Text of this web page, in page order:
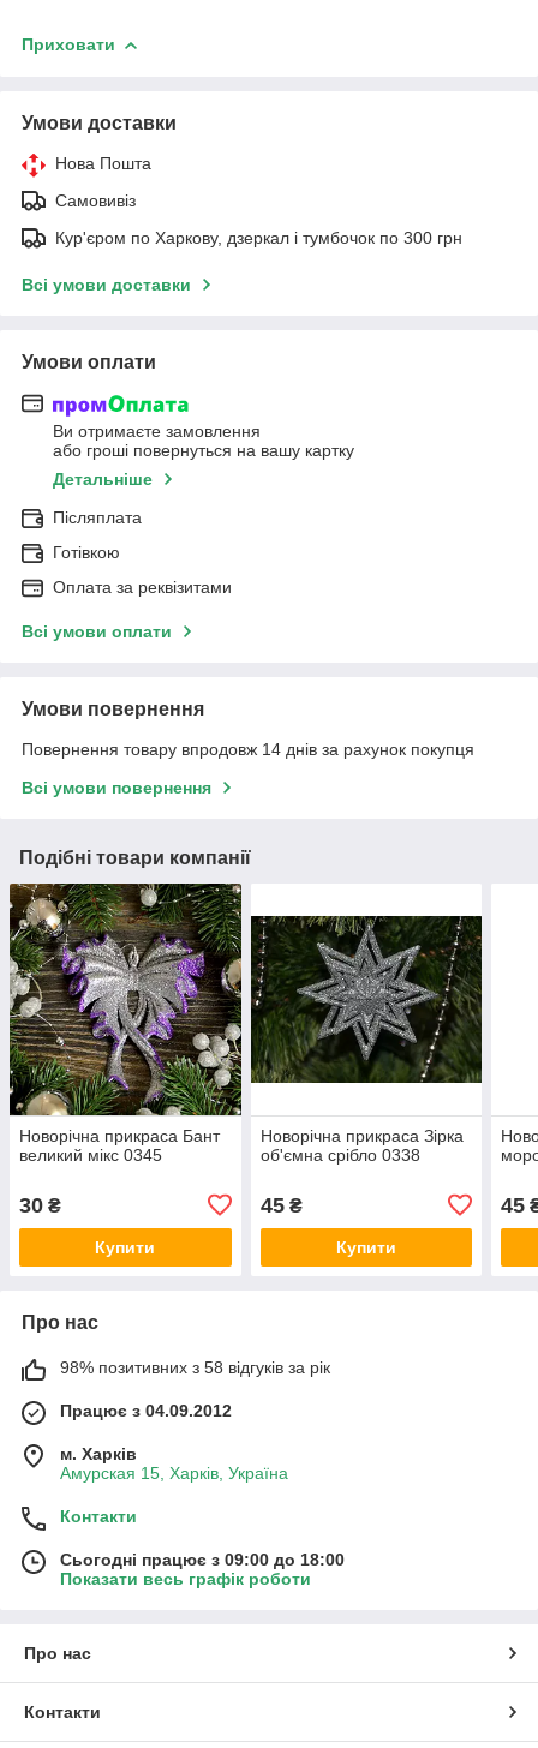
Приховати
Умови доставки
Нова Пошта
Самовивіз
Кур'єром по Харкову, дзеркал і тумбочок по 300 грн
Всі умови доставки
Умови оплати
Ви отримаєте замовлення
або гроші повернуться на вашу картку
Детальніше
Післяплата
Готівкою
Оплата за реквізитами
Всі умови оплати
Умови повернення
Повернення товару впродовж 14 днів за рахунок покупця
Всі умови повернення
Подібні товари компанії
Новорічна прикраса Бант
великий мікс 0345
30 ₴
Купити
Новорічна прикраса Зірка
об'ємна срібло 0338
45₴
Купити
45
Про нас
98% позитивних з 58 відгуків за рік
Працює з 04.09.2012
м. Харків
Амурская 15, Харків, Україна
Контакти
Сьогодні працює з 09:00 до 18:00
Показати весь графік роботи
Про нас
Контакти